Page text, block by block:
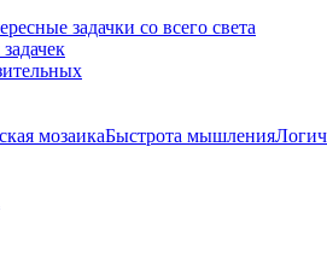
задачки со всего света
мозаикаБыстрота мышления